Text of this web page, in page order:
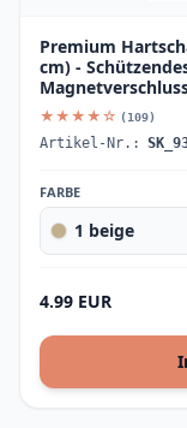
Premium
cm) -
★★★★☆ (109)
Artikel-Nr.:
FARBE
1 beige
4.99 EUR